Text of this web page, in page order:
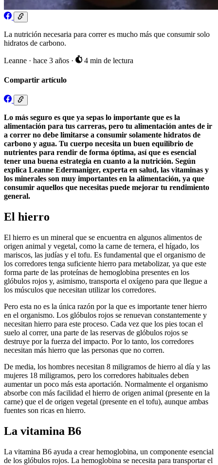
La nutrición necesaria para correr es mucho más que consumir solo
hidratos de carbono.
Leanne · hace 3 años · 4 min de lectura
Compartir artículo
Lo más seguro es que ya sepas lo importante que es la
alimentación para tus carreras, pero tu alimentación antes de ir
a correr no debe limitarse a consumir solamente hidratos de
carbono y agua. Tu cuerpo necesita un buen equilibrio de
nutrientes para rendir de forma óptima, así que es esencial
tener una buena estrategia en cuanto a la nutrición. Según
explica Leanne Edermaniger, experta en salud, las vitaminas y
los minerales son muy importantes en la alimentación, ya que
consumir aquellos que necesitas puede mejorar tu rendimiento
general.
El hierro
El hierro es un mineral que se encuentra en algunos alimentos de
origen animal y vegetal, como la carne de ternera, el hígado, los
mariscos, las judías y el tofu. Es fundamental que el organismo de
los corredores tenga suficiente hierro para metabolizar, ya que este
forma parte de las proteínas de hemoglobina presentes en los
glóbulos rojos y, asimismo, transporta el oxígeno para que llegue a
los músculos que necesitan utilizar los corredores.
Pero esta no es la única razón por la que es importante tener hierro
en el organismo. Los glóbulos rojos se renuevan constantemente y
necesitan hierro para este proceso. Cada vez que los pies tocan el
suelo al correr, una parte de las reservas de glóbulos rojos se
destruye por la fuerza del impacto. Por lo tanto, los corredores
necesitan más hierro que las personas que no corren.
De media, los hombres necesitan 8 miligramos de hierro al día y las
mujeres 18 miligramos, pero los corredores habituales deben
aumentar un poco más esta aportación. Normalmente el organismo
absorbe con más facilidad el hierro de origen animal (presente en la
carne) que el de origen vegetal (presente en el tofu), aunque ambas
fuentes son ricas en hierro.
La vitamina B6
La vitamina B6 ayuda a crear hemoglobina, un componente esencial
de los glóbulos rojos. La hemoglobina se necesita para transportar el